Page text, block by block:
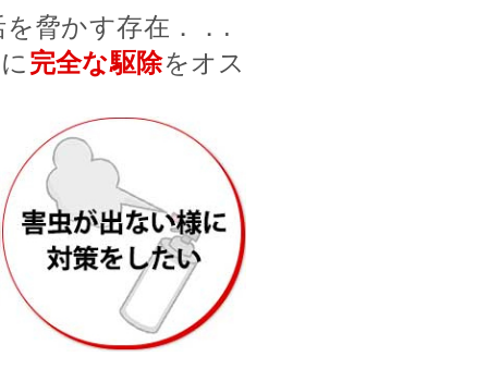
脅かす存在．．.
完全な駆除をオス